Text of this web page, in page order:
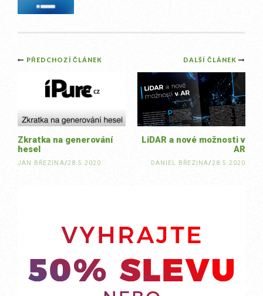
Post
navigation
DALŠÍ ČLÁNEK
LiDAR a nové možnosti v
AR
DANIEL BŘEZINA/28.5.2020
PŘEDCHOZÍ ČLÁNEK
Zkratka na generování
hesel
JAN BŘEZINA/28.5.2020